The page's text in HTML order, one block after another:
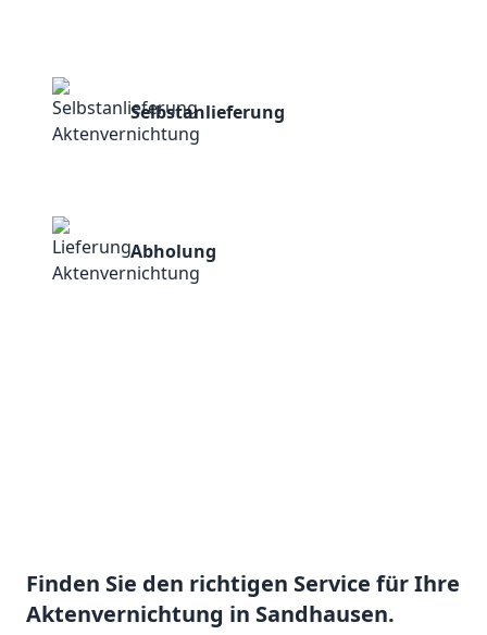
Selbstanlieferung
Abholung
Finden Sie den richtigen Service für Ihre
Aktenvernichtung in Sandhausen.